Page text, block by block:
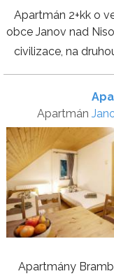
Apartmán 2+kk o
obce Janov nad
civilizace, na
Apartmán
Apartmány